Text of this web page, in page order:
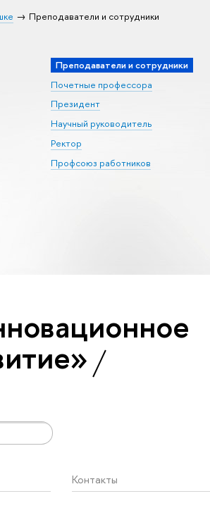
Преподаватели и сотрудники
Преподаватели и сотрудники
Почетные профессора
Президент
Научный руководитель
Ректор
Профсоюз работников
Контакты